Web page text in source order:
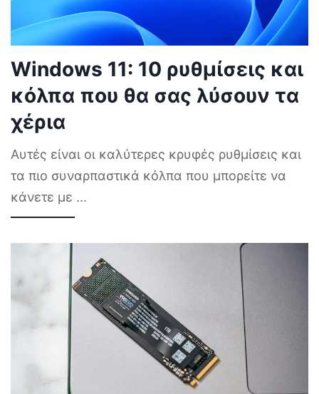
Windows 11: 10 ρυθμίσεις και
κόλπα που θα σας λύσουν τα
χέρια
Αυτές είναι οι καλύτερες κρυφές ρυθμίσεις και
τα πιο συναρπαστικά κόλπα που μπορείτε να
κάνετε με ...